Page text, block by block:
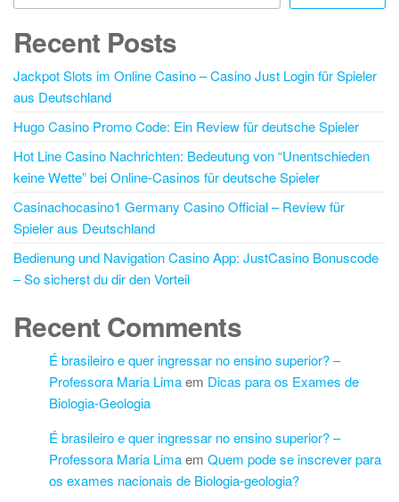
Recent Posts
Jackpot Slots im Online Casino – Casino Just Login für Spieler
aus Deutschland
Hugo Casino Promo Code: Ein Review für deutsche Spieler
Hot Line Casino Nachrichten: Bedeutung von “Unentschieden
keine Wette” bei Online-Casinos für deutsche Spieler
Casinachocasino1 Germany Casino Official – Review für
Spieler aus Deutschland
Bedienung und Navigation Casino App: JustCasino Bonuscode
– So sicherst du dir den Vorteil
Recent Comments
É brasileiro e quer ingressar no ensino superior? –
Professora Maria Limaem Dicas para os Exames de
Biologia-Geologia
É brasileiro e quer ingressar no ensino superior? –
Professora Maria Limaem Quem pode se inscrever para
os exames nacionais de Biologia-geologia?